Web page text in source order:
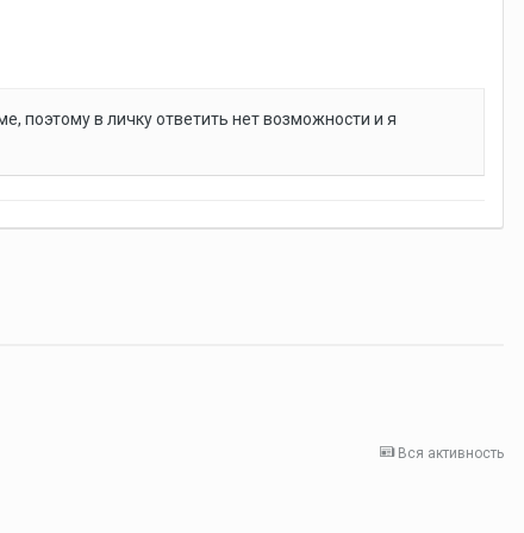
поэтому в личку ответить нет возможности и я
Вся активность